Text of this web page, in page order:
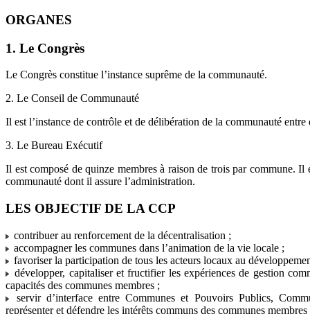
ORGANES
1. Le Congrès
Le Congrès constitue l’instance suprême de la communauté.
2. Le Conseil de Communauté
Il est l’instance de contrôle et de délibération de la communauté entre
3. Le Bureau Exécutif
Il est composé de quinze membres à raison de trois par commune. Il
communauté dont il assure l’administration.
LES OBJECTIF DE LA CCP
contribuer au renforcement de la décentralisation ;
accompagner les communes dans l’animation de la vie locale ;
favoriser la participation de tous les acteurs locaux au
développer, capitaliser et fructifier les expériences de gestion
capacités des communes membres ;
servir d’interface entre Communes et Pouvoirs Publics,
représenter et défendre les intérêts communs des communes membres